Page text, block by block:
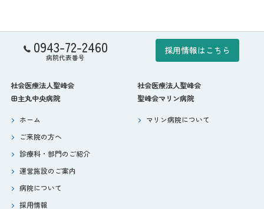
0943-72-2460
病院代表番号
採用情報はこちら
社会医療法人聖峰会
田主丸中央病院
ホーム
ご来院の方へ
診療科・部門のご紹介
運営施設のご案内
病院について
採用情報
社会医療法人聖峰会
聖峰会マリン病院
マリン病院について